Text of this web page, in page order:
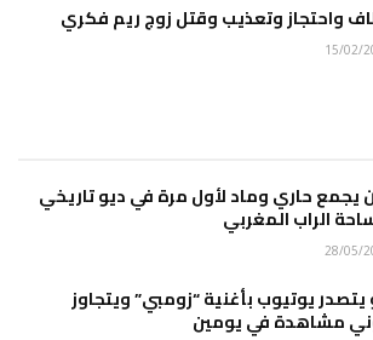
واحتجاز وتعذيب وقتل زوج ريم فكري
يجمع حاري وماد لأول مرة في ديو تاريخي
الراب المغربي
يتصدر يوتيوب بأغنية “زومبي” ويتجاوز
مشاهدة في يومين